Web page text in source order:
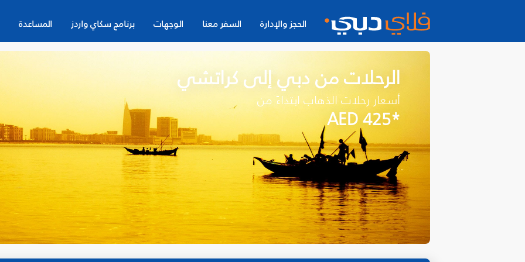
الحجز والإدارة السفر معنا الوجهات برنامج سكاي واردز المساعدة
الرحلات من دبي إلى كراتشي
أسعار رحلات الذهاب ابتداءً من
*AED 425